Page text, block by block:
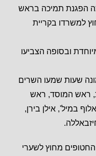
ה- 9.11.2003, נערכה הפגנת תמיכה בראש
למשרדו בקריית
ובסופה הצביעו
שעות שמעו השרים
ראש המוסד, ראש
במיל', אילן בירן,
מחוץ לשערי